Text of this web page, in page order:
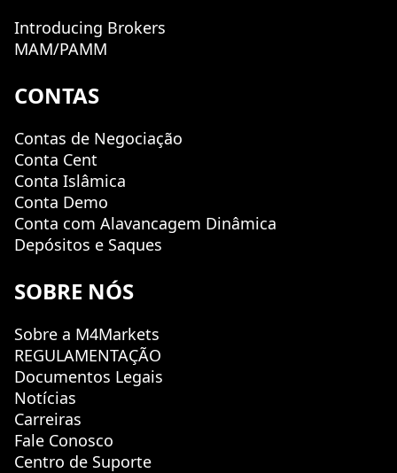
Introducing Brokers
MAM/PAMM
CONTAS
Contas de Negociação
Conta Cent
Conta Islâmica
Conta Demo
Conta com Alavancagem Dinâmica
Depósitos e Saques
SOBRE NÓS
Sobre a M4Markets
REGULAMENTAÇÃO
Documentos Legais
Notícias
Carreiras
Fale Conosco
Centro de Suporte